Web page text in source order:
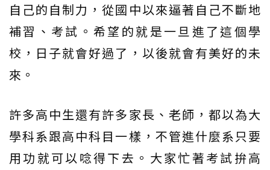
自己的自制力，從國中以來逼著自己不斷地
補習、考試。希望的就是一旦進了這個學
校，日子就會好過了，以後就會有美好的未
來。
許多高中生還有許多家長、老師，都以為大
學科系跟高中科目一樣，不管進什麼系只要
用功就可以唸得下去。大家忙著考試拚高